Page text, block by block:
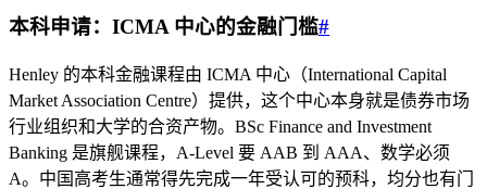
本科申请：ICMA 中心的金融门槛#
Henley 的本科金融课程由 ICMA 中心（International Capital
Market Association Centre）提供，这个中心本身就是债券市场
行业组织和大学的合资产物。BSc Finance and Investment
Banking 是旗舰课程，A-Level 要 AAB 到 AAA、数学必须
A。中国高考生通常得先完成一年受认可的预科，均分也有门